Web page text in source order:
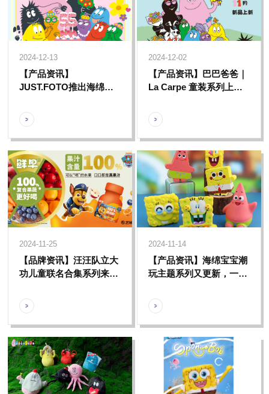
2024-12-13
【产品资讯】
JUST.FOTO推出海绵宝
多款主题大头贴，带你一
起定格幸福一刻~
2024-12-02
【产品资讯】巴巴爸爸｜
La Carpe 童装系列上线
尚氛围感~
2024-11-25
【品牌资讯】汪汪队立大
功儿童联名合集系列来
朋友健康成长
2024-11-14
【产品资讯】海绵宝宝潮
玩主题系列又更新，一起
尚潮玩世界